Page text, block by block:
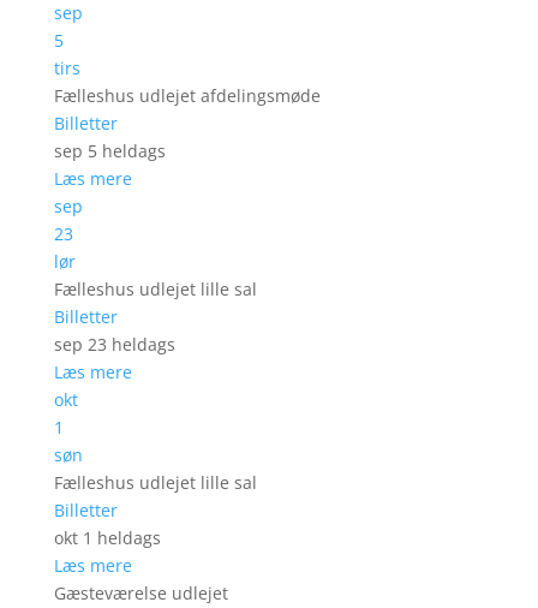
sep
5
tirs
Fælleshus udlejet afdelingsmøde
Billetter
sep 5 heldags
Læs mere
sep
23
lør
Fælleshus udlejet lille sal
Billetter
sep 23 heldags
Læs mere
okt
1
søn
Fælleshus udlejet lille sal
Billetter
okt 1 heldags
Læs mere
Gæsteværelse udlejet